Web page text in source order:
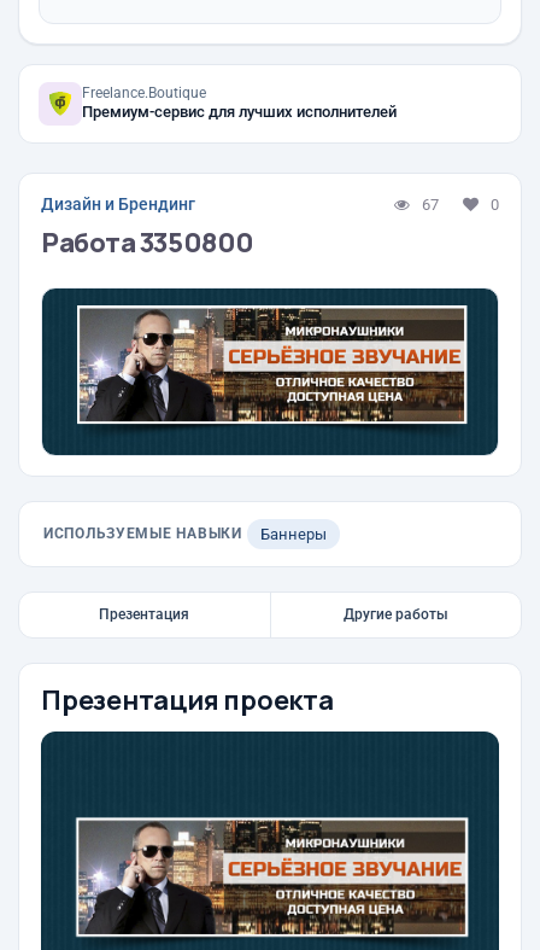
Freelance.Boutique
Премиум-сервис для лучших исполнителей
Дизайн и Брендинг 67 0
Работа 3350800
ИСПОЛЬЗУЕМЫЕ НАВЫКИ Баннеры
Презентация Другие работы
Презентация проекта